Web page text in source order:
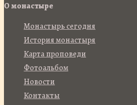
О монастыре
Монастырь сегодня
История монастыря
Карта проповеди
Фотоальбом
Новости
Контакты